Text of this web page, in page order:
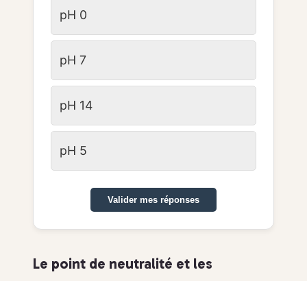
pH 0
pH 7
pH 14
pH 5
Valider mes réponses
Le point de neutralité et les